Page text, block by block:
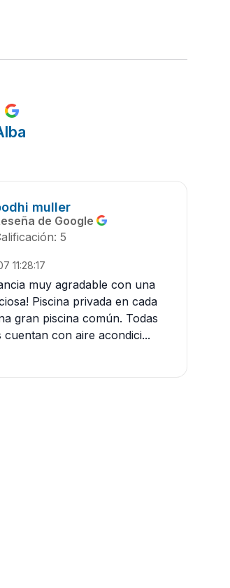
muller
de Google
5
11:28:17
muy agradable con una
Piscina privada en cada
gran piscina común. Todas
cuentan con aire acondici...